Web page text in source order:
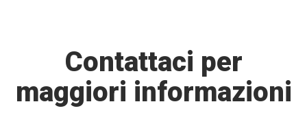
Contattaci per
maggiori informazioni